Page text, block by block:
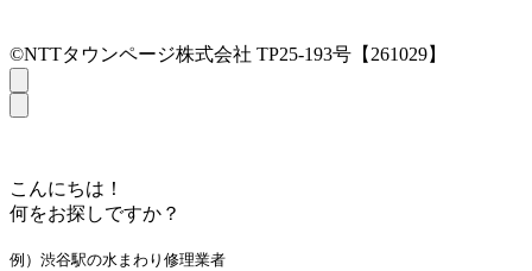
©NTTタウンページ株式会社 TP25-193号【261029】
こんにちは！
何をお探しですか？
例）渋谷駅の水まわり修理業者